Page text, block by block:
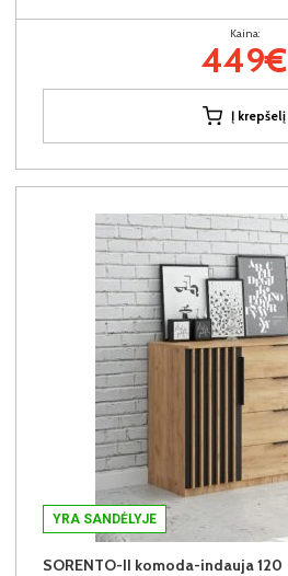
Kaina:
449€
Į krepšelį
YRA SANDĖLYJE
SORENTO-II komoda-indauja 120